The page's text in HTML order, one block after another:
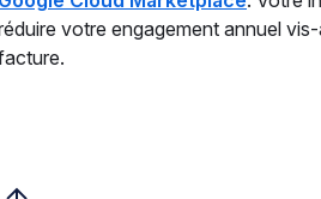
votre engagement annuel